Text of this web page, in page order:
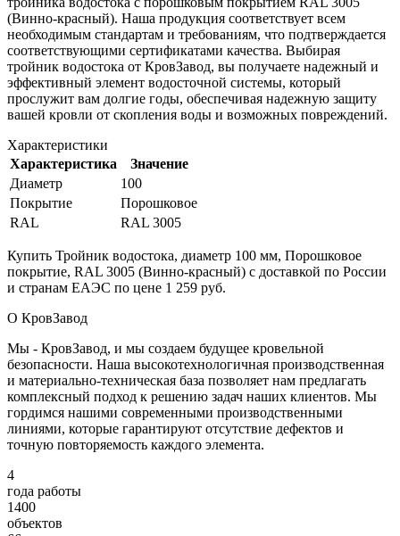
(Винно-красный). Наша продукция соответствует всем
необходимым стандартам и требованиям, что подтверждается
соответствующими сертификатами качества. Выбирая
тройник водостока от КровЗавод, вы получаете надежный и
эффективный элемент водосточной системы, который
прослужит вам долгие годы, обеспечивая надежную защиту
вашей кровли от скопления воды и возможных повреждений.
Характеристики
Характеристика
Значение
Диаметр
100
Покрытие
Порошковое
RAL
RAL 3005
Купить Тройник водостока, диаметр 100 мм, Порошковое
покрытие, RAL 3005 (Винно-красный) с доставкой по России
и странам ЕАЭС по цене 1 259 руб.
О КровЗавод
Мы - КровЗавод, и мы создаем будущее кровельной
безопасности. Наша высокотехнологичная производственная
и материально-техническая база позволяет нам предлагать
комплексный подход к решению задач наших клиентов. Мы
гордимся нашими современными производственными
линиями, которые гарантируют отсутствие дефектов и
точную повторяемость каждого элемента.
4
года работы
1400
объектов